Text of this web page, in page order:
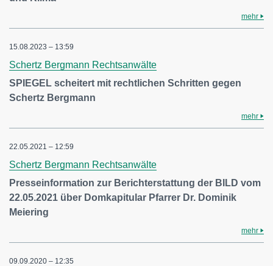
mehr
15.08.2023 – 13:59
Schertz Bergmann Rechtsanwälte
SPIEGEL scheitert mit rechtlichen Schritten gegen
Schertz Bergmann
mehr
22.05.2021 – 12:59
Schertz Bergmann Rechtsanwälte
Presseinformation zur Berichterstattung der BILD vom
22.05.2021 über Domkapitular Pfarrer Dr. Dominik
Meiering
mehr
09.09.2020 – 12:35